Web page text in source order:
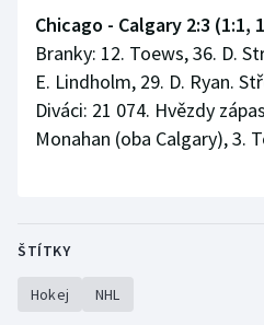
Chicago - Calgary 2:3 (1:1,
Branky: 12. Toews, 36. D.
E. Lindholm, 29. D. Ryan.
Diváci: 21 074. Hvězdy
Monahan (oba Calgary), 3.
ŠTÍTKY
Hokej NHL